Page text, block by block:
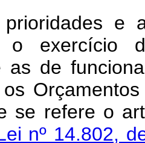
e
o exercício
as de
se refere o
nº 14.802,